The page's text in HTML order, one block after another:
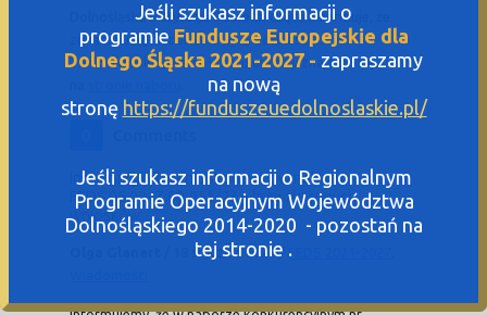
Dolnośląska Instytucja Pośrednicząca informuje, że
zmianie uległ wzór umowy o dofinasowanie.
Treść aktualnej wersji wzoru umowy znajduje się
Informacja dla wnioskodawców naboru
FEDS.05.02-IZ.00-055/23 – lista złożonych
wniosków
18 stycznia 2024/ FEDS 2021-2027
Jeśli szukasz informacji o
programie Fundusze Europejskie dla
Dolnego Śląska 2021-2027 - zapraszamy
na nową
stronę https://funduszeuedolnoslaskie.pl/
Jeśli szukasz informacji o Regionalnym
Programie Operacyjnym Województwa
Dolnośląskiego 2014-2020 - pozostań na
tej stronie .